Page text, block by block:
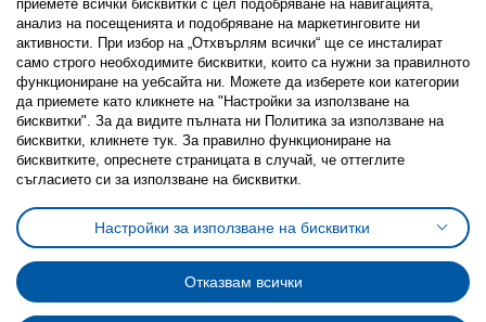
Последвайте ни:
FacebookTwitterYoutubePinterestInstagram
Политика за използване на бисквитки (Cookies)
Избор на настройки за използване на бисквитки
Условия за ползване на ikea.bgОбща политика за личните данни
Политика за защита на личните данни на ikea.bg
Общи условия на програма IKEA Family
Политика за защита на лични данни на програма IKEA Family
приемете всички бисквитки с цел подобряване на навигацията,
анализ на посещенията и подобряване на маркетинговите ни
активности. При избор на „Отхвърлям всички“ ще се инсталират
само строго необходимитe бисквитки, които са нужни за правилното
функциониране на уебсайта ни. Можете да изберете кои категории
да приемете като кликнете на "Настройки за използване на
бисквитки". За да видите пълната ни Политика за използване на
бисквитки, кликнете тук. За правилно функциониране на
бисквитките, опреснете страницата в случай, че оттеглите
съгласието си за използване на бисквитки.
Настройки за използване на бисквитки
Отказвам всички